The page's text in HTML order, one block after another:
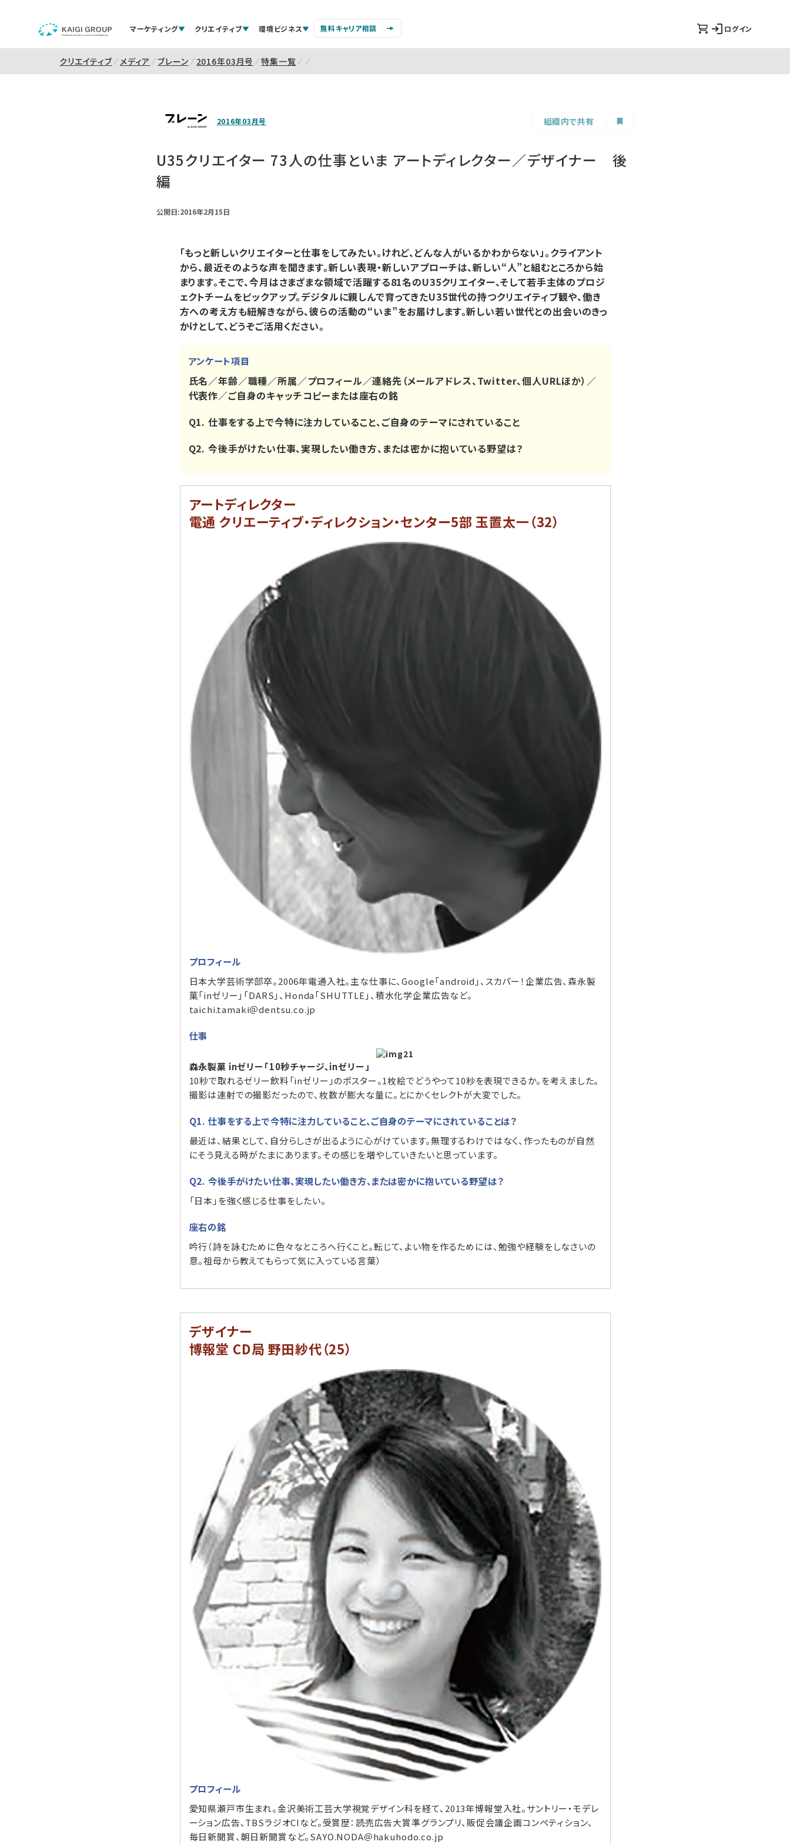
マーケティング クリエイティブ 環境ビジネス 無料キャリア相談 ログイン
クリエイティブ メディア ブレーン 2016年03月号 特集一覧
2016年03月号 組織内で共有
U35クリエイター 73人の仕事といま アートディレクター／デザイナー 後
編
公開日:2016年2月15日
「もっと新しいクリエイターと仕事をしてみたい。けれど、どんな人がいるかわからない」。クライアント
から、最近そのような声を聞きます。新しい表現・新しいアプローチは、新しい“人”と組むところから始
まります。そこで、今月はさまざまな領域で活躍する81名のU35クリエイター、そして若手主体のプロジ
ェクトチームをピックアップ。デジタルに親しんで育ってきたU35世代の持つクリエイティブ観や、働き
方への考え方も紐解きながら、彼らの活動の“いま”をお届けします。新しい若い世代との出会いのきっ
かけとして、どうぞご活用ください。
アンケート項目
氏名／年齢／職種／所属／プロフィール／連絡先（メールアドレス、Twitter、個人URLほか）／
代表作／ご自身のキャッチコピーまたは座右の銘
Q1. 仕事をする上で今特に注力していること、ご自身のテーマにされていること
Q2. 今後手がけたい仕事、実現したい働き方、または密かに抱いている野望は？
アートディレクター
電通 クリエーティブ・ディレクション・センター5部 玉置太一（32）
プロフィール
日本大学芸術学部卒。2006年電通入社。主な仕事に、Google「android」、スカパー！企業広告、森永製
菓「inゼリー」「DARS」、Honda「SHUTTLE」、積水化学企業広告など。
taichi.tamaki＠dentsu.co.jp
仕事
森永製菓 inゼリー「10秒チャージ、inゼリー」
10秒で取れるゼリー飲料「inゼリー」のポスター。1枚絵でどうやって10秒を表現できるか。を考えました。
撮影は連射での撮影だったので、枚数が膨大な量に。とにかくセレクトが大変でした。
Q1. 仕事をする上で今特に注力していること、ご自身のテーマにされていることは？
最近は、結果として、自分らしさが出るように心がけています。無理するわけではなく、作ったものが自然
にそう見える時がたまにあります。その感じを増やしていきたいと思っています。
Q2. 今後手がけたい仕事、実現したい働き方、または密かに抱いている野望は？
「日本」を強く感じる仕事をしたい。
座右の銘
吟行（詩を詠むために色々なところへ行くこと。転じて、よい物を作るためには、勉強や経験をしなさいの
意。祖母から教えてもらって気に入っている言葉）
デザイナー
博報堂 CD局 野田紗代（25）
プロフィール
愛知県瀬戸市生まれ。金沢美術工芸大学視覚デザイン科を経て、2013年博報堂入社。サントリー・モデレ
ーション広告、TBSラジオCIなど。受賞歴：読売広告大賞準グランプリ、販促会議企画コンペティション、
毎日新聞賞、朝日新聞賞など。SAYO.NODA＠hakuhodo.co.jp